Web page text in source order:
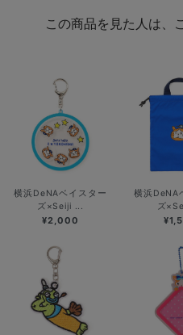
この商品を見た人は、
横浜DeNAベイスター
ズ×Seiji ...
¥2,000
横浜DeNA
ズ